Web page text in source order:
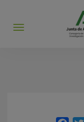
Abrir